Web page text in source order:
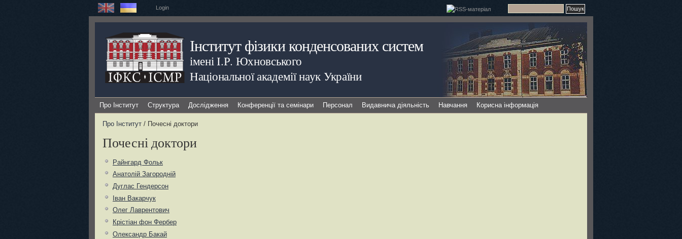
Login
Інститут фізики конденсованих систем
імені І.Р. Юхновського
Національної академії наук України
Про Інститут Структура Дослідження Конференції та семінари Персонал Видавнича діяльність Навчання Корисна інформація
Про Інститут / Почесні доктори
Почесні доктори
Райнгард Фольк
Анатолій Загородній
Дуглас Гендерсон
Іван Вакарчук
Олег Лаврентович
Крістіан фон Фербер
Олександр Бакай